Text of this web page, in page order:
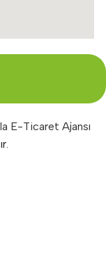
E-Ticaret Ajansı